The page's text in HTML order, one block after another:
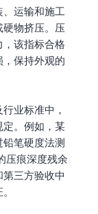
运输和施工
硬物挤压。压
该指标合格
保持外观的
业标准中，
定。例如，某
笔硬度法测
压痕深度残余
三方验收中